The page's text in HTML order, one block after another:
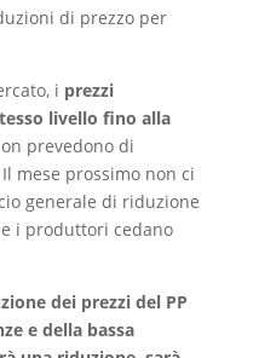
di prezzo per
i prezzi
livello fino alla
prevedono di
mese prossimo non ci
generale di riduzione
i produttori cedano
dei prezzi del PP
e della bassa